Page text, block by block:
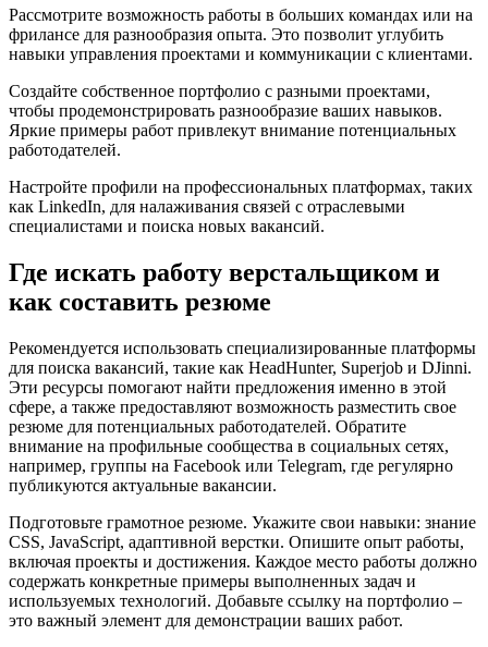
Рассмотрите возможность работы в больших командах или на
фрилансе для разнообразия опыта. Это позволит углубить
навыки управления проектами и коммуникации с клиентами.
Создайте собственное портфолио с разными проектами,
чтобы продемонстрировать разнообразие ваших навыков.
Яркие примеры работ привлекут внимание потенциальных
работодателей.
Настройте профили на профессиональных платформах, таких
как LinkedIn, для налаживания связей с отраслевыми
специалистами и поиска новых вакансий.
Где искать работу верстальщиком и
как составить резюме
Рекомендуется использовать специализированные платформы
для поиска вакансий, такие как HeadHunter, Superjob и DJinni.
Эти ресурсы помогают найти предложения именно в этой
сфере, а также предоставляют возможность разместить свое
резюме для потенциальных работодателей. Обратите
внимание на профильные сообщества в социальных сетях,
например, группы на Facebook или Telegram, где регулярно
публикуются актуальные вакансии.
Подготовьте грамотное резюме. Укажите свои навыки: знание
CSS, JavaScript, адаптивной верстки. Опишите опыт работы,
включая проекты и достижения. Каждое место работы должно
содержать конкретные примеры выполненных задач и
используемых технологий. Добавьте ссылку на портфолио –
это важный элемент для демонстрации ваших работ.